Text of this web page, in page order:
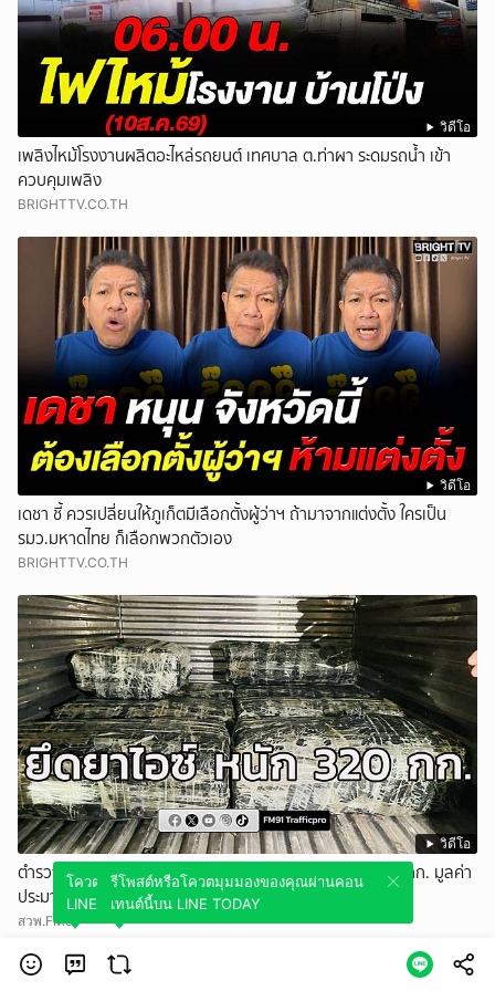
วิดีโอ
เพลิงไหม้โรงงานผลิตอะไหล่รถยนต์ เทศบาล ต.ท่าผา ระดมรถน้ำ เข้า
ควบคุมเพลิง
BRIGHTTV.CO.TH
วิดีโอ
เดชา ชี้ ควรเปลี่ยนให้ภูเก็ตมีเลือกตั้งผู้ว่าฯ ถ้ามาจากแต่งตั้ง ใครเป็น
รมว.มหาดไทย ก็เลือกพวกตัวเอง
BRIGHTTV.CO.TH
วิดีโอ
ตำรวจทางหลวงอยุธยาฯ ร่วม ปส.ตรวจยึดยาไอซ์ หนัก 320 กก. มูลค่า
ประมาณ 38 ล้านบาท
สวพ.FM91
โควตมุมมองของคุณผ่านคอนเทนต์นี้บน
LINE TODAY
รีโพสต์หรือโควตมุมมองของคุณผ่านคอน
เทนต์นี้บน LINE TODAY